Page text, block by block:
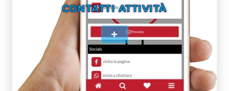
CONTATTI ATTIVITÀ
+